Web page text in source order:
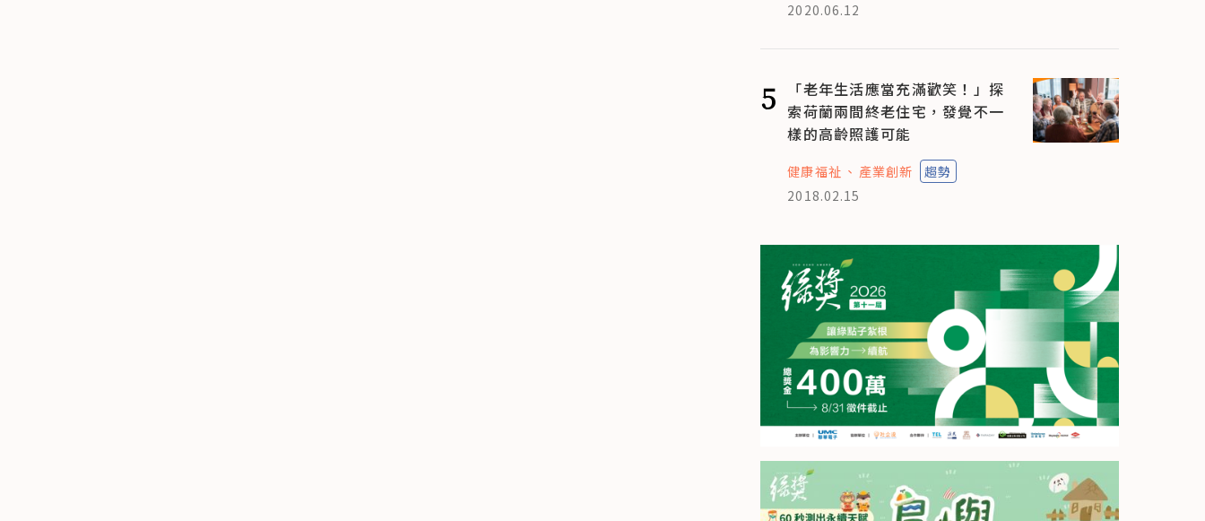
2020.06.12
5
「老年生活應當充滿歡笑！」探
索荷蘭兩間終老住宅，發覺不一
樣的高齡照護可能
健康福祉 產業創新
趨勢
2018.02.15